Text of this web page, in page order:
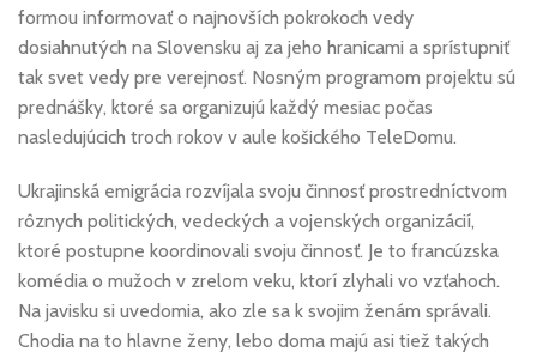
formou informovať o najnovších pokrokoch vedy
dosiahnutých na Slovensku aj za jeho hranicami a sprístupniť
tak svet vedy pre verejnosť. Nosným programom projektu sú
prednášky, ktoré sa organizujú každý mesiac počas
nasledujúcich troch rokov v aule košického TeleDomu.
Ukrajinská emigrácia rozvíjala svoju činnosť prostredníctvom
rôznych politických, vedeckých a vojenských organizácií,
ktoré postupne koordinovali svoju činnosť. Je to francúzska
komédia o mužoch v zrelom veku, ktorí zlyhali vo vzťahoch.
Na javisku si uvedomia, ako zle sa k svojim ženám správali.
Chodia na to hlavne ženy, lebo doma majú asi tiež takých